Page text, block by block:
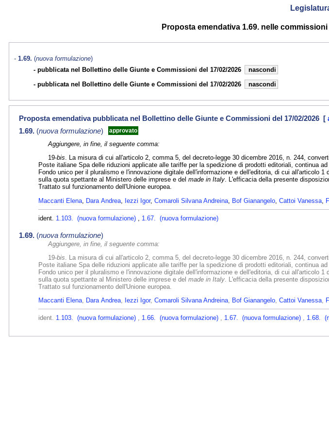
Proposta emendativa 1.69. nelle
1.69. (nuova formulazione)
pubblicata nel Bollettino delle Giunte e Commissioni del 17/02/2026
nascondi
pubblicata nel Bollettino delle Giunte e Commissioni del 17/02/2026
nascondi
Proposta emendativa pubblicata nel Bollettino delle Giunte e Commissioni del 17/02/2026 [
1.69. (nuova formulazione) approvato
Aggiungere, in fine, il seguente comma:
19-bis. La misura di cui all'articolo 2, comma 5, del decreto-legge 30 dicembre 2016, n. 244,
Poste italiane Spa delle riduzioni applicate alle tariffe per la spedizione di prodotti editoriali, continua
Fondo unico per il pluralismo e l'innovazione digitale dell'informazione e dell'editoria, di cui all'articolo
sulla quota spettante al Ministero delle imprese e del made in Italy. L'efficacia della presente
Trattato sul funzionamento dell'Unione europea.
Maccanti Elena Dara Andrea Iezzi Igor, Comaroli Silvana Andreina Bof Gianangelo Cattoi Vanessa
ident. 1.103. (nuova formulazione) 1.67. (nuova formulazione)
1.69. (nuova formulazione)
Aggiungere, in fine, il seguente comma:
19-bis . La misura di cui all'articolo 2, comma 5, del decreto-legge 30 dicembre 2016, n. 244,
Poste italiane Spa delle riduzioni applicate alle tariffe per la spedizione di prodotti editoriali, continua
Fondo unico per il pluralismo e l'innovazione digitale dell'informazione e dell'editoria, di cui all'articolo
sulla quota spettante al Ministero delle imprese e del made in Italy . L'efficacia della presente
Trattato sul funzionamento dell'Unione europea.
Maccanti Elena, Dara Andrea, Iezzi Igor, Comaroli Silvana Andreina, Bof Gianangelo, Cattoi Vanessa,
ident. 1.103. (nuova formulazione) , 1.66. (nuova formulazione) , 1.67. (nuova formulazione) , 1.68.